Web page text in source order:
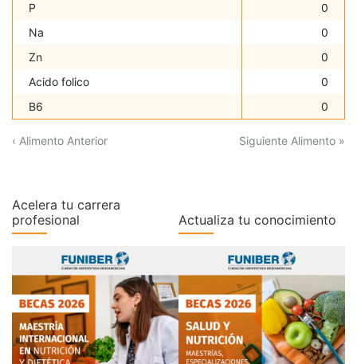
P
0
Na
0
Zn
0
Acido folico
0
B6
0
‹ Alimento Anterior Siguiente Alimento »
Acelera tu carrera
profesional
Actualiza tu conocimiento